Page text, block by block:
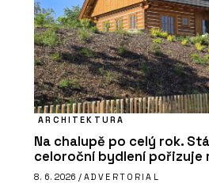
ARCHITEKTURA
Na chalupě po celý rok.
celoroční bydlení pořizuje
8. 6. 2026 / ADVERTORIAL